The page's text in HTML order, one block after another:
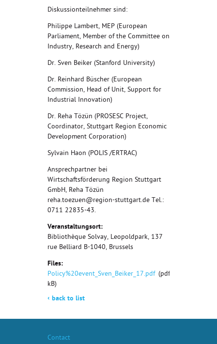
Diskussionteilnehmer sind:
Philippe Lambert, MEP (European
Parliament, Member of the Committee on
Industry, Research and Energy)
Dr. Sven Beiker (Stanford University)
Dr. Reinhard Büscher (European
Commission, Head of Unit, Support for
Industrial Innovation)
Dr. Reha Tözün (PROSESC Project,
Coordinator, Stuttgart Region Economic
Development Corporation)
Sylvain Haon (POLIS /ERTRAC)
Ansprechpartner bei
Wirtschaftsförderung Region Stuttgart
GmbH, Reha Tözün
reha.toezuen@region-stuttgart.de Tel.:
0711 22835-43.
Veranstaltungsort:
Bibliothèque Solvay, Leopoldpark, 137
rue Belliard B-1040, Brussels
Files:
Policy%20event_Sven_Beiker_17.pdf (pdf, 276
kB)
‹ back to list
Contact